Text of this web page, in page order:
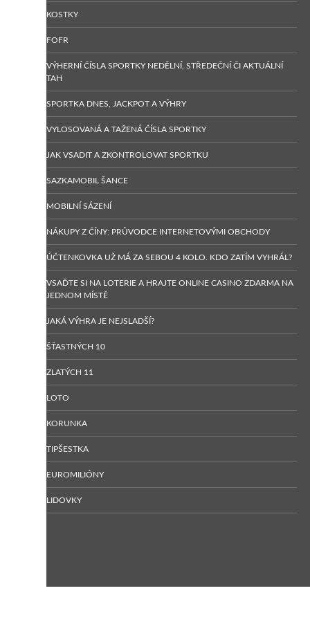
KOSTKY
FOFR
VÝHERNÍ ČÍSLA SPORTKY NEDĚLNÍ, STŘEDEČNÍ ČI AKTUÁLNÍ
TAH
SPORTKA DNES, JACKPOT A VÝHRY
VYLOSOVANÁ A TAŽENÁ ČÍSLA SPORTKY
JAK VSADIT A ZKONTROLOVAT SPORTKU
SAZKAMOBIL ŠANCE
MOBILNÍ SÁZENÍ
NÁKUPY Z ČÍNY: PRŮVODCE INTERNETOVÝMI OBCHODY
ÚČTENKOVKA UŽ MÁ ZA SEBOU 4 KOLO. KDO ZATÍM VYHRÁL?
VSAĎTE SI NA LOTERIE A HRAJTE ONLINE CASINO ZDARMA NA
JEDNOM MÍSTĚ
JAKÁ VÝHRA JE NEJSLADŠÍ?
ŠŤASTNÝCH 10
ZLATÝCH 11
LOTO
KORUNKA
TIPŠESTKA
EUROMILIÓNY
LIDOVKY